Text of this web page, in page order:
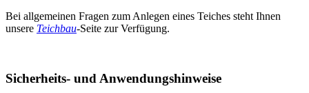
Bei allgemeinen Fragen zum Anlegen eines Teiches steht Ihnen
unsere Teichbau-Seite zur Verfügung.
Sicherheits- und Anwendungshinweise